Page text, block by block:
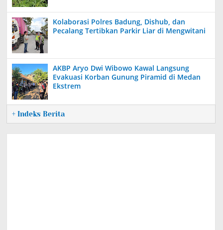
Kolaborasi Polres Badung, Dishub, dan
Pecalang Tertibkan Parkir Liar di Mengwitani
AKBP Aryo Dwi Wibowo Kawal Langsung
Evakuasi Korban Gunung Piramid di Medan
Ekstrem
+ Indeks Berita